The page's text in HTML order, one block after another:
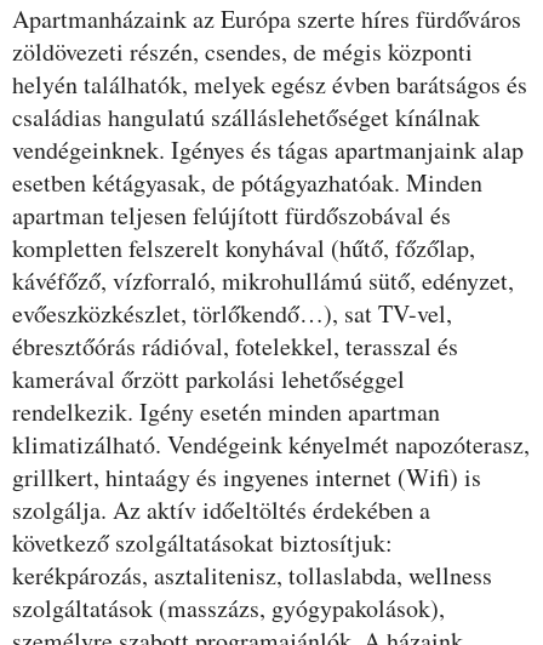
Leírás
Apartmanházaink az Európa szerte híres fürdőváros
zöldövezeti részén, csendes, de mégis központi
helyén találhatók, melyek egész évben barátságos és
családias hangulatú szálláslehetőséget kínálnak
vendégeinknek. Igényes és tágas apartmanjaink alap
esetben kétágyasak, de pótágyazhatóak. Minden
apartman teljesen felújított fürdőszobával és
kompletten felszerelt konyhával (hűtő, főzőlap,
kávéfőző, vízforraló, mikrohullámú sütő, edényzet,
evőeszközkészlet, törlőkendő…), sat TV-vel,
ébresztőórás rádióval, fotelekkel, terasszal és
kamerával őrzött parkolási lehetőséggel
rendelkezik. Igény esetén minden apartman
klimatizálható. Vendégeink kényelmét napozóterasz,
grillkert, hintaágy és ingyenes internet (Wifi) is
szolgálja. Az aktív időeltöltés érdekében a
következő szolgáltatásokat biztosítjuk:
kerékpározás, asztalitenisz, tollaslabda, wellness
szolgáltatások (masszázs, gyógypakolások),